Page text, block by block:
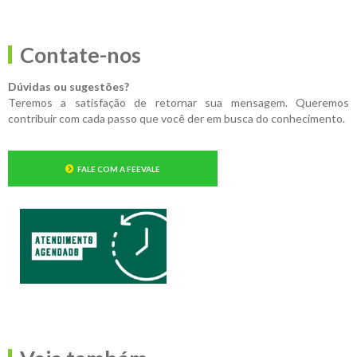
Contate-nos
Dúvidas ou sugestões?
Teremos a satisfação de retornar sua mensagem. Queremos
contribuir com cada passo que você der em busca do conhecimento.
FALE COM A FEEVALE